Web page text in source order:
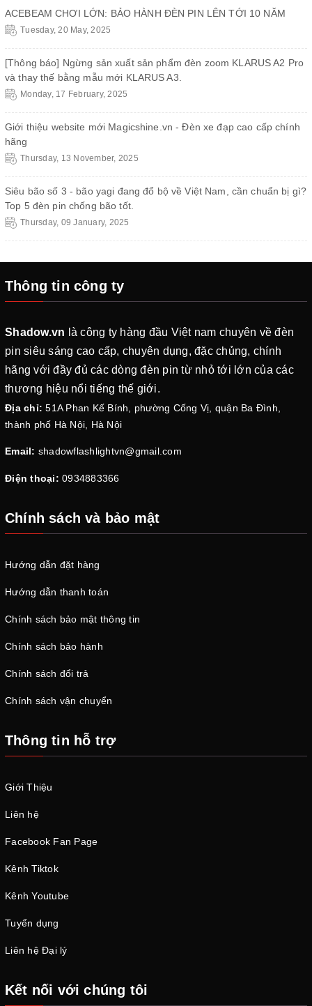
ACEBEAM CHƠI LỚN: BẢO HÀNH ĐÈN PIN LÊN TỚI 10 NĂM
Tuesday, 20 May, 2025
[Thông báo] Ngừng sản xuất sản phẩm đèn zoom KLARUS A2 Pro
và thay thế bằng mẫu mới KLARUS A3.
Monday, 17 February, 2025
Giới thiệu website mới Magicshine.vn - Đèn xe đạp cao cấp chính
hãng
Thursday, 13 November, 2025
Siêu bão số 3 - bão yagi đang đổ bộ về Việt Nam, cần chuẩn bị gì?
Top 5 đèn pin chống bão tốt.
Thursday, 09 January, 2025
Thông tin công ty
Shadow.vn là công ty hàng đầu Việt nam chuyên về đèn
pin siêu sáng cao cấp, chuyên dụng, đặc chủng, chính
hãng với đầy đủ các dòng đèn pin từ nhỏ tới lớn của các
thương hiệu nổi tiếng thế giới.
Địa chỉ: 51A Phan Kế Bính, phường Cống Vị, quận Ba Đình,
thành phố Hà Nội, Hà Nội
Email: shadowflashlightvn@gmail.com
Điện thoại: 0934883366
Chính sách và bảo mật
Hướng dẫn đặt hàng
Hướng dẫn thanh toán
Chính sách bảo mật thông tin
Chính sách bảo hành
Chính sách đổi trả
Chính sách vận chuyển
Thông tin hỗ trợ
Giới Thiệu
Liên hệ
Facebook Fan Page
Kênh Tiktok
Kênh Youtube
Tuyển dụng
Liên hệ Đại lý
Kết nối với chúng tôi